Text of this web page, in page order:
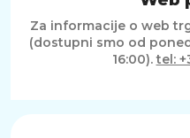
Za informacije o web
(dostupni smo od
16:00).tel: